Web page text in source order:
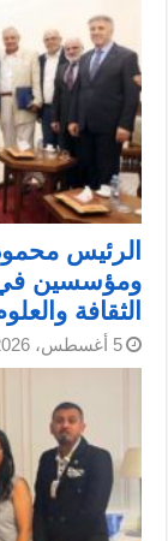
الرئيس
ومؤسسين في
الثقافة
5 أغسطس، 2026